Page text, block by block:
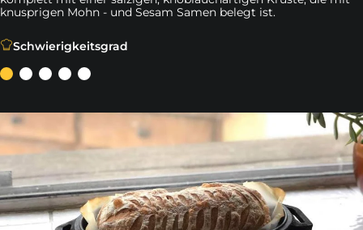
knusprigen Mohn - und Sesam Samen belegt ist.
Schwierigkeitsgrad